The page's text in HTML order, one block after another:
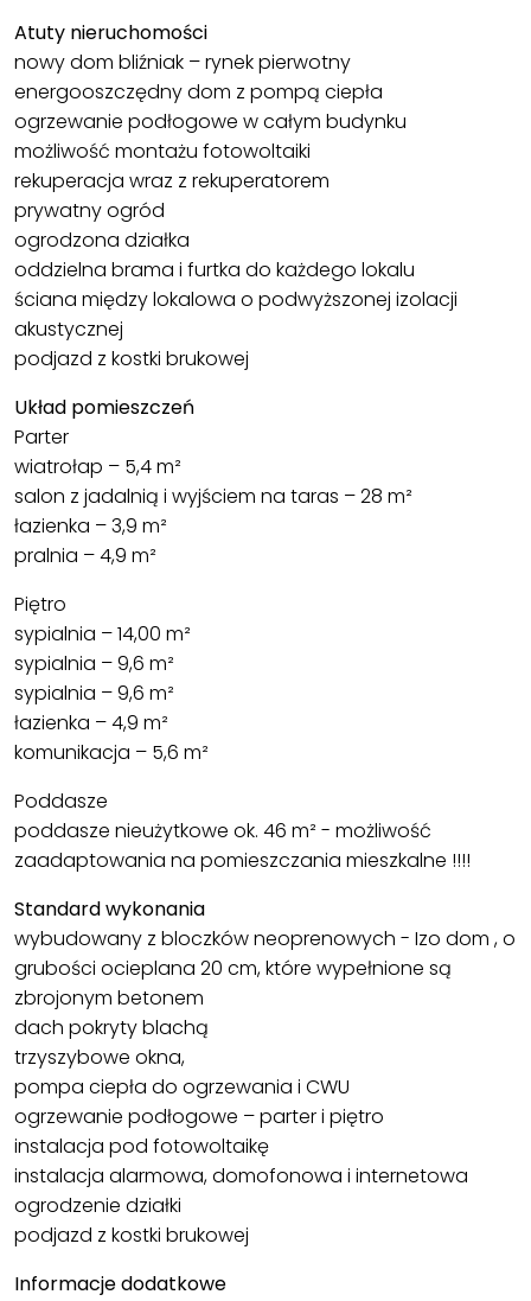
Atuty nieruchomości
nowy dom bliźniak – rynek pierwotny
energooszczędny dom z pompą ciepła
ogrzewanie podłogowe w całym budynku
możliwość montażu fotowoltaiki
rekuperacja wraz z rekuperatorem
prywatny ogród
ogrodzona działka
oddzielna brama i furtka do każdego lokalu
ściana między lokalowa o podwyższonej izolacji
akustycznej
podjazd z kostki brukowej
Układ pomieszczeń
Parter
wiatrołap – 5,4 m²
salon z jadalnią i wyjściem na taras – 28 m²
łazienka – 3,9 m²
pralnia – 4,9 m²
Piętro
sypialnia – 14,00 m²
sypialnia – 9,6 m²
sypialnia – 9,6 m²
łazienka – 4,9 m²
komunikacja – 5,6 m²
Poddasze
poddasze nieużytkowe ok. 46 m² - możliwość
zaadaptowania na pomieszczania mieszkalne !!!!
Standard wykonania
wybudowany z bloczków neoprenowych - Izo dom , o
grubości ocieplana 20 cm, które wypełnione są
zbrojonym betonem
dach pokryty blachą
trzyszybowe okna,
pompa ciepła do ogrzewania i CWU
ogrzewanie podłogowe – parter i piętro
instalacja pod fotowoltaikę
instalacja alarmowa, domofonowa i internetowa
ogrodzenie działki
podjazd z kostki brukowej
Informacje dodatkowe